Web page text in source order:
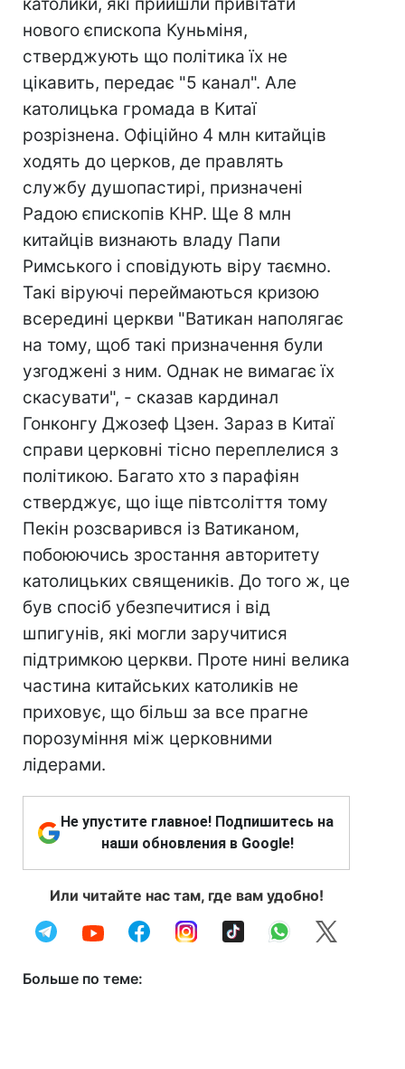
нового єпископа Куньміня,
стверджують що політика їх не
цікавить, передає "5 канал". Але
католицька громада в Китаї
розрізнена. Офіційно 4 млн китайців
ходять до церков, де правлять
службу душопастирі, призначені
Радою єпископів КНР. Ще 8 млн
китайців визнають владу Папи
Римського і сповідують віру таємно.
Такі віруючі переймаються кризою
всередині церкви "Ватикан наполягає
на тому, щоб такі призначення були
узгоджені з ним. Однак не вимагає їх
скасувати", - сказав кардинал
Гонконгу Джозеф Цзен. Зараз в Китаї
справи церковні тісно переплелися з
політикою. Багато хто з парафіян
стверджує, що іще півтсоліття тому
Пекін розсварився із Ватиканом,
побоюючись зростання авторитету
католицьких священиків. До того ж, це
був спосіб убезпечитися і від
шпигунів, які могли заручитися
підтримкою церкви. Проте нині велика
частина китайських католиків не
приховує, що більш за все прагне
порозуміння між церковними
лідерами.
Не упустите главное! Подпишитесь на
наши обновления в Google!
Или читайте нас там, где вам удобно!
Больше по теме: